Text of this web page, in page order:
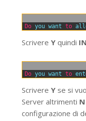
Do you want to
Scrivere Yquindi
Do you want to
Scrivere Yse si
Server altrimenti N
configurazione di